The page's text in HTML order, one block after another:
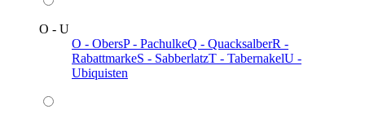
O - U
O - ObersP - PachulkeQ - QuacksalberR -
RabattmarkeS - SabberlatzT - TabernakelU -
Ubiquisten